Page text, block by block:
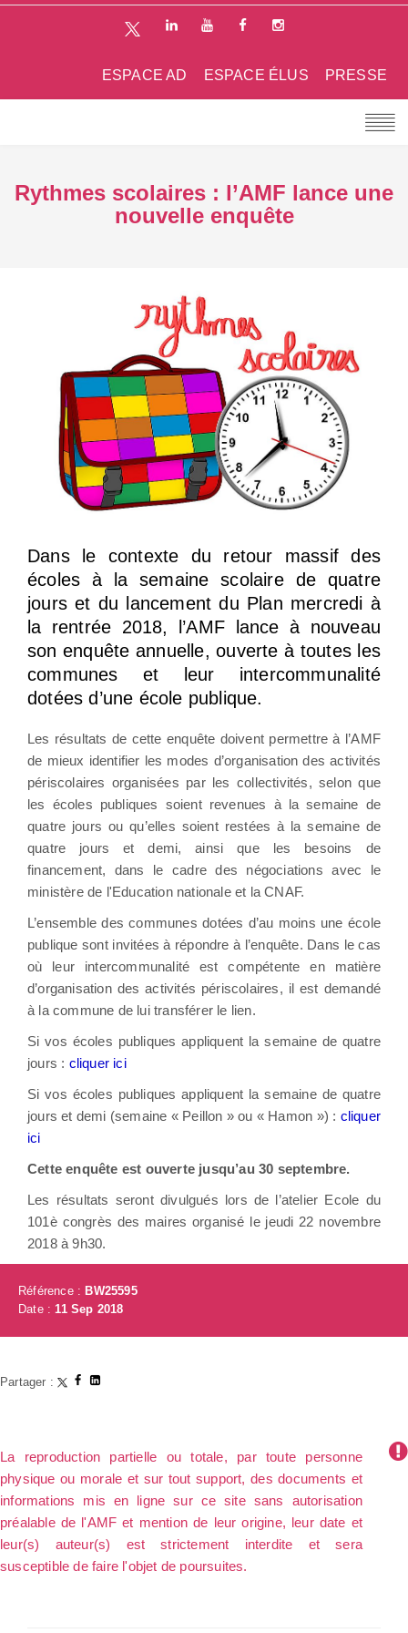
PRESSE
ESPACE ÉLUS
ESPACE AD
Rythmes scolaires : l’AMF lance une
nouvelle enquête
Dans le contexte du retour massif des
écoles à la semaine scolaire de quatre
jours et du lancement du Plan mercredi à
la rentrée 2018, l’AMF lance à nouveau
son enquête annuelle, ouverte à toutes les
communes et leur intercommunalité
dotées d’une école publique.
Les résultats de cette enquête doivent permettre à l’AMF
de mieux identifier les modes d’organisation des activités
périscolaires organisées par les collectivités, selon que
les écoles publiques soient revenues à la semaine de
quatre jours ou qu’elles soient restées à la semaine de
quatre jours et demi, ainsi que les besoins de
financement, dans le cadre des négociations avec le
ministère de l'Education nationale et la CNAF.
L’ensemble des communes dotées d’au moins une école
publique sont invitées à répondre à l’enquête. Dans le cas
où leur intercommunalité est compétente en matière
d’organisation des activités périscolaires, il est demandé
à la commune de lui transférer le lien.
Si vos écoles publiques appliquent la semaine de quatre
jours : cliquer ici
Si vos écoles publiques appliquent la semaine de quatre
jours et demi (semaine « Peillon » ou « Hamon ») : cliquer
ici
Cette enquête est ouverte jusqu’au 30 septembre.
Les résultats seront divulgués lors de l’atelier Ecole du
101è congrès des maires organisé le jeudi 22 novembre
2018 à 9h30.
Référence : BW25595
Date :11 Sep 2018
Partager :
La reproduction partielle ou totale, par toute personne
physique ou morale et sur tout support, des documents et
informations mis en ligne sur ce site sans autorisation
préalable de l'AMF et mention de leur origine, leur date et
leur(s) auteur(s) est strictement interdite et sera
susceptible de faire l'objet de poursuites.